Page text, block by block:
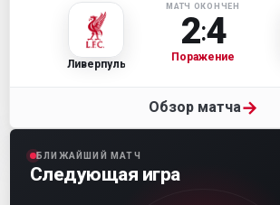
Ливерпуль
МАТЧ ОКОНЧЕН
2:4
Поражение
Обзор матча→
БЛИЖАЙШИЙ МАТЧ
Следующая игра